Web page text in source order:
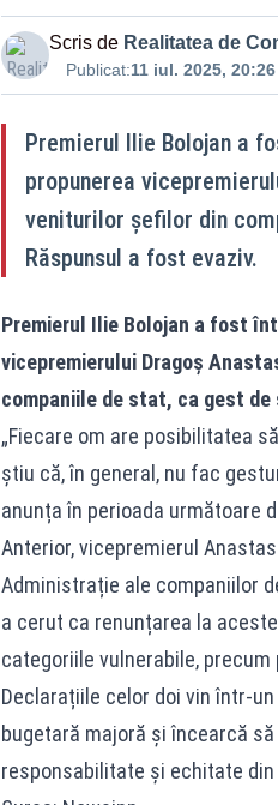
Scris de Realitatea de
Publicat:11 iul. 2025, 20:26
Premierul Ilie Bolojan a
propunerea
veniturilor șefilor din
Răspunsul a fost evaziv.
Premierul Ilie Bolojan a fost
vicepremierului Dragoș
companiile de stat, ca gest
„Fiecare om are posibilitatea
știu că, în general, nu fac
anunța în perioada următoare
Anterior, vicepremierul
Administrație ale companiilor
a cerut ca renunțarea la
categoriile vulnerabile,
Declarațiile celor doi vin într-
bugetară majoră și încearcă
responsabilitate și echitate